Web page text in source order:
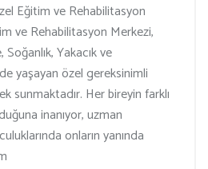
Eğitim ve Rehabilitasyon
ve Rehabilitasyon Merkezi,
Yakacık ve
yaşayan özel gereksinimli
sunmaktadır. Her bireyin farklı
inanıyor, uzman
onların yanında